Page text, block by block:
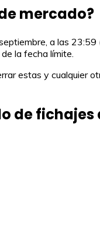
mercado?
a las
la fecha límite.
estas y cualquier
de fichajes